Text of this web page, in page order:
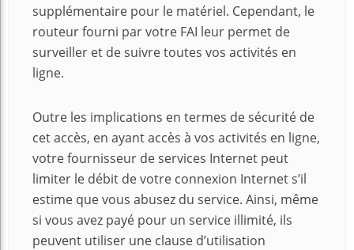
supplémentaire pour le matériel. Cependant, le
routeur fourni par votre FAI leur permet de
surveiller et de suivre toutes vos activités en
ligne.
Outre les implications en termes de sécurité de
cet accès, en ayant accès à vos activités en ligne,
votre fournisseur de services Internet peut
limiter le débit de votre connexion Internet s’il
estime que vous abusez du service. Ainsi, même
si vous avez payé pour un service illimité, ils
peuvent utiliser une clause d’utilisation